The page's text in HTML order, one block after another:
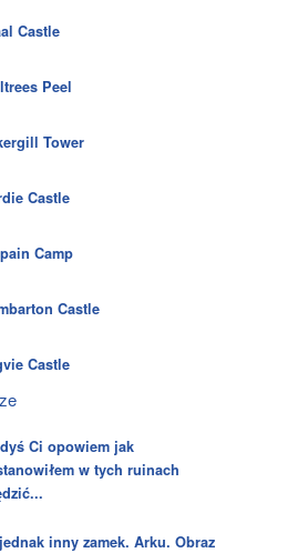
Castle
Peel
Tower
Castle
Camp
Castle
Castle
Ci opowiem jak
w tych ruinach
inny zamek. Arku. Obraz